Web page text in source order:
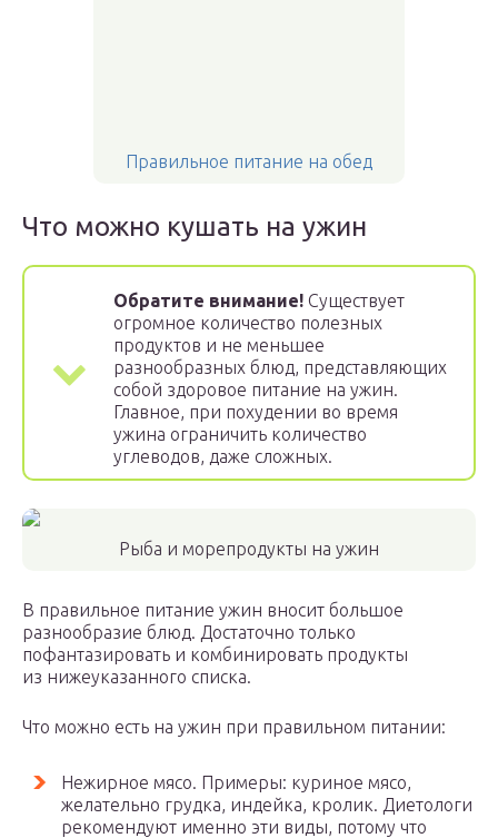
Правильное питание на обед
Что можно кушать на ужин
Обратите внимание! Существует
огромное количество полезных
продуктов и не меньшее
разнообразных блюд, представляющих
собой здоровое питание на ужин.
Главное, при похудении во время
ужина ограничить количество
углеводов, даже сложных.
Рыба и морепродукты на ужин
В правильное питание ужин вносит большое
разнообразие блюд. Достаточно только
пофантазировать и комбинировать продукты
из нижеуказанного списка.
Что можно есть на ужин при правильном питании:
Нежирное мясо. Примеры: куриное мясо,
желательно грудка, индейка, кролик. Диетологи
рекомендуют именно эти виды, потому что